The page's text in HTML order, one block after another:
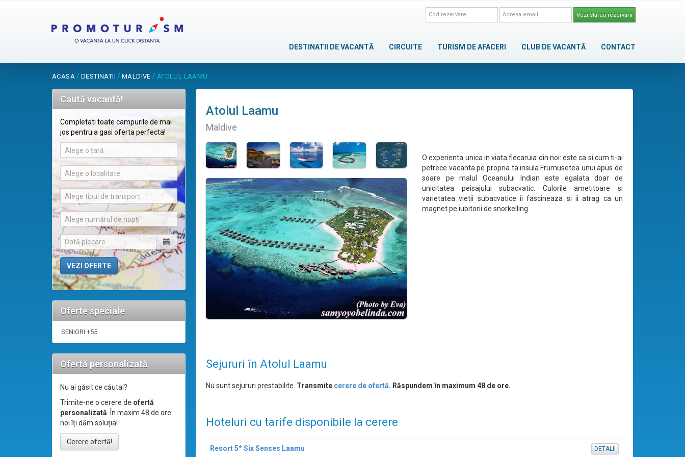
Vezi starea rezervării
DESTINATII DE VACANTĂ CIRCUITE TURISM DE AFACERI CLUB DE VACANTĂ CONTACT
ACASA / DESTINATII / MALDIVE / ATOLUL LAAMU
Caută vacantă!
Completati toate campurile de mai
jos pentru a gasi oferta perfecta!
Alege o țară
Alege o localitate
Alege tipul de transport
Alege numărul de nopți
Oferte speciale
SENIORI +55
Ofertă personalizată
Nu ai găsit ce căutai?
Trimite-ne o cerere de ofertă
personalizată. În maxim 48 de ore
noi îți dăm soluția!
Cerere ofertă!
Atolul Laamu
Maldive
O experienta unica in viata fiecaruia din noi: este ca si cum ti-ai
petrece vacanta pe propria ta insula.Frumusetea unui apus de
soare pe malul Oceanului Indian este egalata doar de
unicitatea peisajului subacvatic. Culorile ametitoare si
varietatea vietii subacvatice ii fascineaza si ii atrag ca un
magnet pe iubitorii de snorkelling.
Sejururi în Atolul Laamu
Nu sunt sejururi prestabilite. Transmite cerere de ofertă. Răspundem în maximum 48 de ore.
Hoteluri cu tarife disponibile la cerere
Resort 5* Six Senses Laamu DETALII